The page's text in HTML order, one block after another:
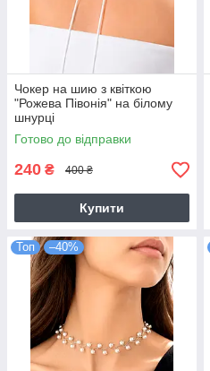
Чокер на шию з квіткою
"Рожева Півонія" на білому
шнурці
Готово до відправки
240 ₴ 400 ₴
Купити
Топ –40%